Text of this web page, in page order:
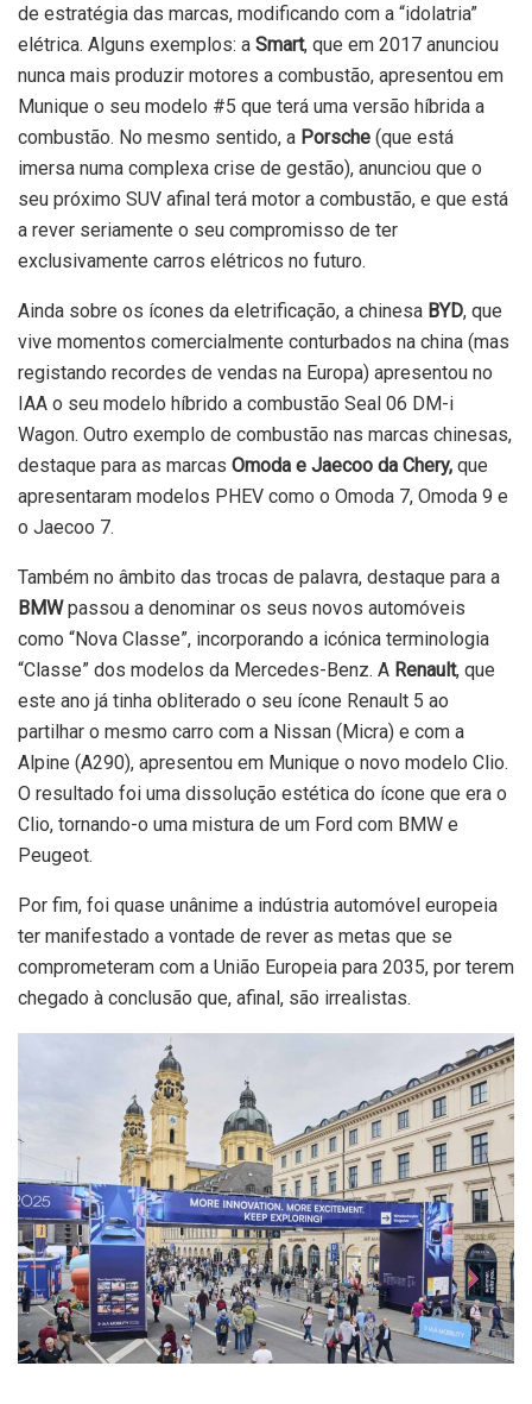
de estratégia das marcas, modificando com a “idolatria”
elétrica. Alguns exemplos: a Smart, que em 2017 anunciou
nunca mais produzir motores a combustão, apresentou em
Munique o seu modelo #5 que terá uma versão híbrida a
combustão. No mesmo sentido, a Porsche (que está
imersa numa complexa crise de gestão), anunciou que o
seu próximo SUV afinal terá motor a combustão, e que está
a rever seriamente o seu compromisso de ter
exclusivamente carros elétricos no futuro.
Ainda sobre os ícones da eletrificação, a chinesa BYD, que
vive momentos comercialmente conturbados na china (mas
registando recordes de vendas na Europa) apresentou no
IAA o seu modelo híbrido a combustão Seal 06 DM-i
Wagon. Outro exemplo de combustão nas marcas chinesas,
destaque para as marcas Omoda e Jaecoo da Chery, que
apresentaram modelos PHEV como o Omoda 7, Omoda 9 e
o Jaecoo 7.
Também no âmbito das trocas de palavra, destaque para a
BMWpassou a denominar os seus novos automóveis
como “Nova Classe”, incorporando a icónica terminologia
“Classe” dos modelos da Mercedes-Benz. A Renault, que
este ano já tinha obliterado o seu ícone Renault 5 ao
partilhar o mesmo carro com a Nissan (Micra) e com a
Alpine (A290), apresentou em Munique o novo modelo Clio.
O resultado foi uma dissolução estética do ícone que era o
Clio, tornando-o uma mistura de um Ford com BMW e
Peugeot.
Por fim, foi quase unânime a indústria automóvel europeia
ter manifestado a vontade de rever as metas que se
comprometeram com a União Europeia para 2035, por terem
chegado à conclusão que, afinal, são irrealistas.